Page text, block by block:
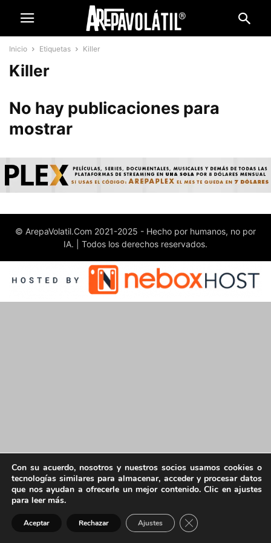
Inicio Etiquetas Killer
Killer
No hay publicaciones para
mostrar
© ArepaVolatil.Com 2021-2025 - Hecho por humanos, no por
IA. | Todos los derechos reservados.
Con su acuerdo, nosotros y nuestros socios usamos cookies o
tecnologías similares para almacenar, acceder y procesar datos
que nos ayudan a ofrecerle un mejor contenido. Clic en ajustes
para leer más.
Aceptar Rechazar Ajustes Cerrar el banner de